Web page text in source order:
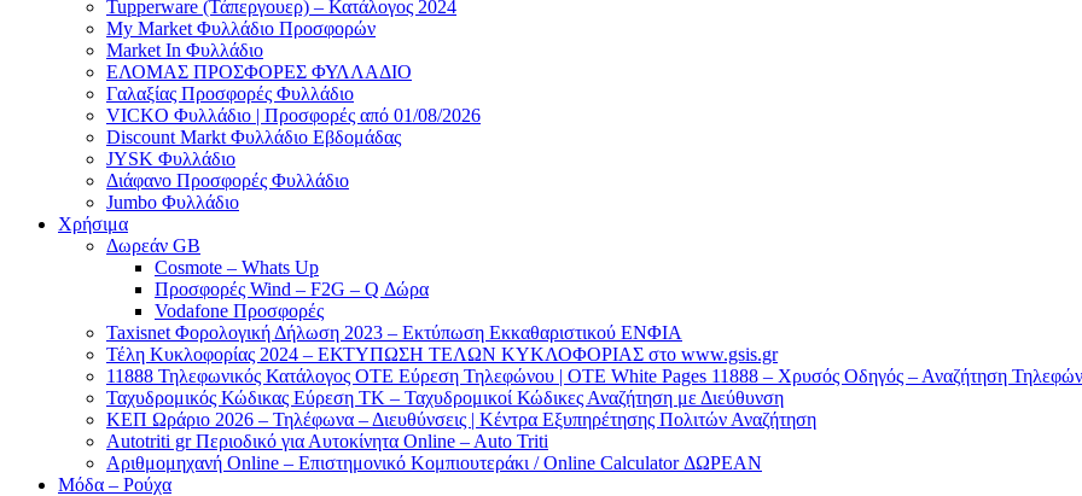
Tupperware (Τάπεργουερ) – Κατάλογος 2024
My Market Φυλλάδιο Προσφορών
Market In Φυλλάδιο
ΕΛΟΜΑΣ ΠΡΟΣΦΟΡΕΣ ΦΥΛΛΑΔΙΟ
Γαλαξίας Προσφορές Φυλλάδιο
VICKO Φυλλάδιο | Προσφορές από 01/08/2026
Discount Markt Φυλλάδιο Εβδομάδας
JYSK Φυλλάδιο
Διάφανο Προσφορές Φυλλάδιο
Jumbo Φυλλάδιο
Χρήσιμα
Δωρεάν GB
Cosmote – Whats Up
Προσφορές Wind – F2G – Q Δώρα
Vodafone Προσφορές
Taxisnet Φορολογική Δήλωση 2023 – Εκτύπωση Εκκαθαριστικού EΝΦΙΑ
Τέλη Kυκλοφορίας 2024 – ΕΚΤΥΠΩΣΗ ΤΕΛΩΝ ΚΥΚΛΟΦΟΡΙΑΣ στο www.gsis.gr
11888 Τηλεφωνικός Κατάλογος ΟΤΕ Εύρεση Τηλεφώνου | OTE White Pages 11888 – Χρυσός Οδηγός – Αναζήτηση
Ταχυδρομικός Κώδικας Εύρεση ΤΚ – Ταχυδρομικοί Κώδικες Αναζήτηση με Διεύθυνση
ΚΕΠ Ωράριο 2026 – Τηλέφωνα – Διευθύνσεις | Κέντρα Εξυπηρέτησης Πολιτών Αναζήτηση
Autotriti gr Περιοδικό για Αυτοκίνητα Online – Auto Triti
Αριθμομηχανή Online – Επιστημονικό Κομπιουτεράκι / Online Calculator ΔΩΡΕΑΝ
Μόδα – Ρούχα